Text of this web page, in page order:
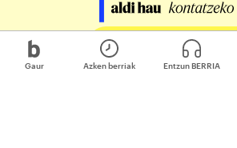
Gaur Azken berriak Entzun BERRIA
Egin zure ekarpena